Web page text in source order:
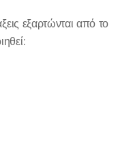
εξαρτώνται από το